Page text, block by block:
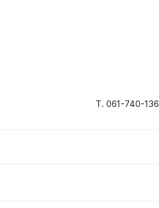
T. 061-740-